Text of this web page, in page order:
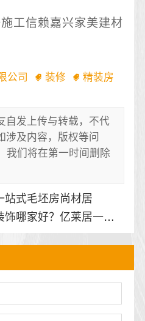
工信赖嘉兴家美建材
公司 装修
精装房
自发上传与转载，不代
涉及内容，版权等问
我们将在第一时间删除
站式毛坯房尚材居
好？亿莱居一站式服务更省心